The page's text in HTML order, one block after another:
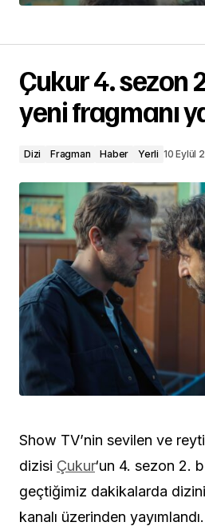
Çukur 4. sezon
yeni fragmanı
Dizi Fragman Haber Yerli 10 Eylül
Show TV’nin sevilen ve
dizisi Çukur‘un 4. sezon 2.
geçtiğimiz dakikalarda
kanalı üzerinden yayımlandı.